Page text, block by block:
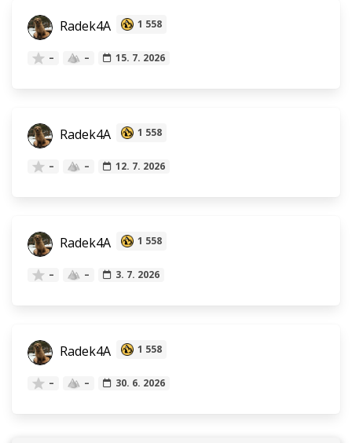
Radek4A 1 558
– – 15. 7. 2026
Radek4A 1 558
– – 12. 7. 2026
Radek4A 1 558
– – 3. 7. 2026
Radek4A 1 558
– – 30. 6. 2026